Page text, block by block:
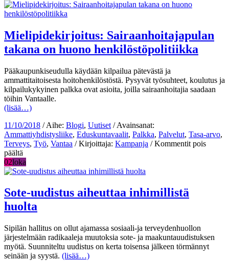
Mielipidekirjoitus: Sairaanhoitajapulan
takana on huono henkilöstöpolitiikka
Pääkaupunkiseudulla käydään kilpailua pätevästä ja
ammattitaitoisesta hoitohenkilöstöstä. Pysyvät työsuhteet, koulutus ja
kilpailukykyinen palkka ovat asioita, joilla sairaanhoitajia saadaan
töihin Vantaalle.
(lisää…)
11/10/2018 / Aihe: Blogi, Uutiset / Avainsanat:
Ammattiyhdistysliike, Eduskuntavaalit, Palkka, Palvelut, Tasa-arvo,
Terveys, Työ, Vantaa / Kirjoittaja: Kampanja /Kommentit pois
päältä
Mielipidekirjoitus:
Sairaanhoitajapulan
on
huono
henkilöstöpolitiikka
02loka
Sote-uudistus aiheuttaa inhimillistä
huolta
Sipilän hallitus on ollut ajamassa sosiaali-ja terveydenhuollon
järjestelmään radikaaleja muutoksia sote- ja maakuntauudistuksen
myötä. Suunniteltu uudistus on kerta toisensa jälkeen törmännyt
seinään ja syystä. (lisää…)